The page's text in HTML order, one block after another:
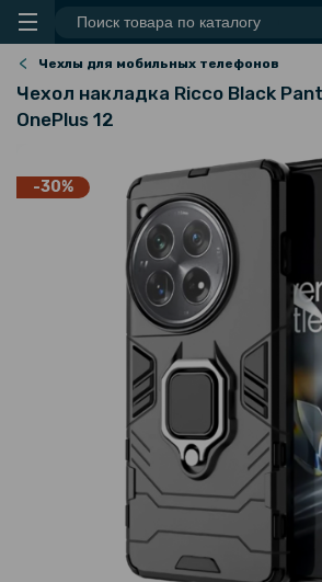
Чехлы для мобильных телефонов
Чехол накладка Ricco Black
OnePlus 12
-30%